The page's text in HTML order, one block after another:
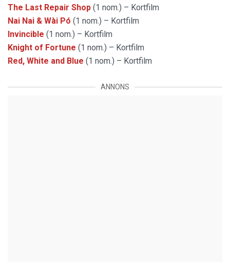
The Last Repair Shop (1 nom.) – Kortfilm
Nai Nai & Wài Pó (1 nom.) – Kortfilm
Invincible (1 nom.) – Kortfilm
Knight of Fortune (1 nom.) – Kortfilm
Red, White and Blue (1 nom.) – Kortfilm
ANNONS